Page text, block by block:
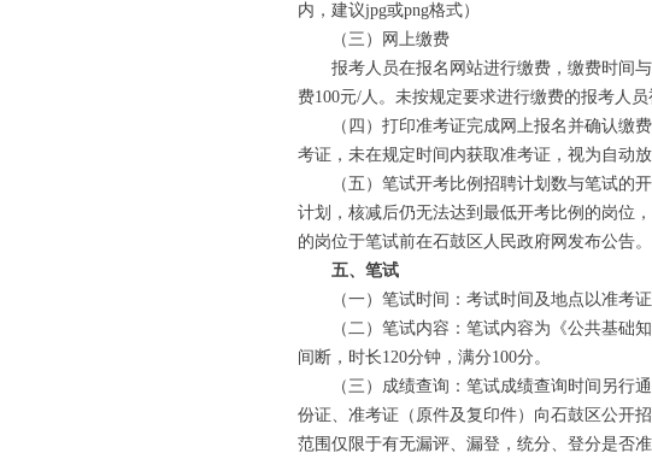
内，建议jpg或png格式）
（三）网上缴费
报考人员在报名网站进行缴费，缴费时间与
费100元/人。未按规定要求进行缴费的报考人
（四）打印准考证完成网上报名并确认缴费
考证，未在规定时间内获取准考证，视为自动
（五）笔试开考比例招聘计划数与笔试的开
计划，核减后仍无法达到最低开考比例的岗位
的岗位于笔试前在石鼓区人民政府网发布公告。
五、笔试
（一）笔试时间：考试时间及地点以准考证
（二）笔试内容：笔试内容为《公共基础知
间断，时长120分钟，满分100分。
（三）成绩查询：笔试成绩查询时间另行通
份证、准考证（原件及复印件）向石鼓区公开
范围仅限于有无漏评、漏登，统分、登分是否准